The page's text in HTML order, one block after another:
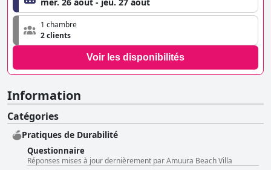
1 chambre
2 clients
Voir les disponibilités
Information
Catégories
Pratiques de Durabilité
Questionnaire
Réponses mises à jour dernièrement par Amuura Beach Villa